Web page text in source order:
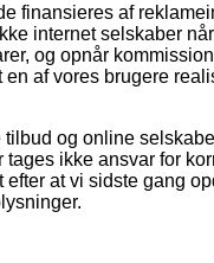
finansieres af
internet selskaber
og opnår
af vores brugere
tilbud og online
tages ikke ansvar for
efter at vi sidste gang